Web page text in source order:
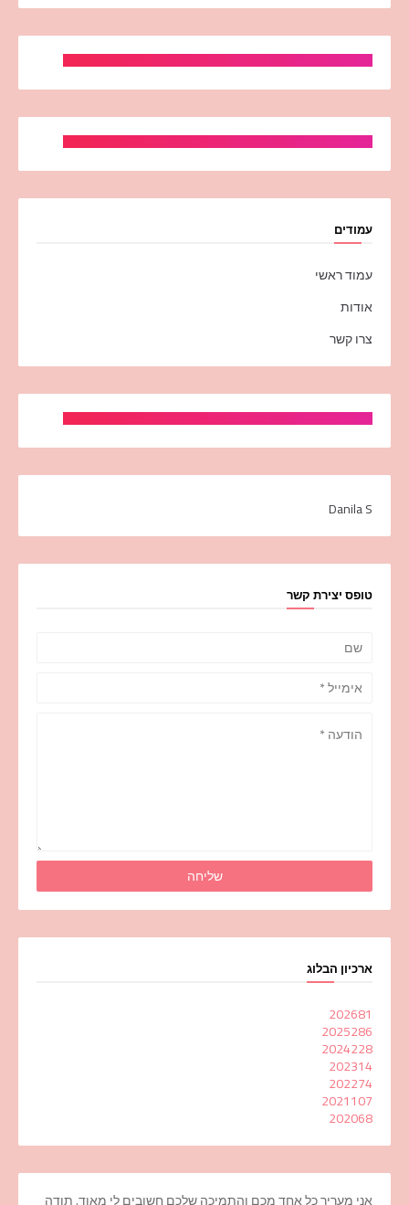
עמודים
עמוד ראשי
אודות
צרו קשר
Danila S
טופס יצירת קשר
ארכיון הבלוג
202681
2025286
2024228
202314
202274
2021107
202068
אני מעריך כל אחד מכם והתמיכה שלכם חשובים לי מאוד. תודה